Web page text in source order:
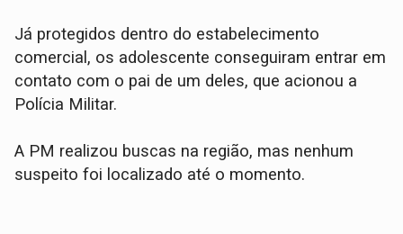
​Já protegidos dentro do estabelecimento
comercial, os adolescente conseguiram entrar em
contato com o pai de um deles, que acionou a
Polícia Militar.
A PM realizou buscas na região, mas nenhum
suspeito foi localizado até o momento.